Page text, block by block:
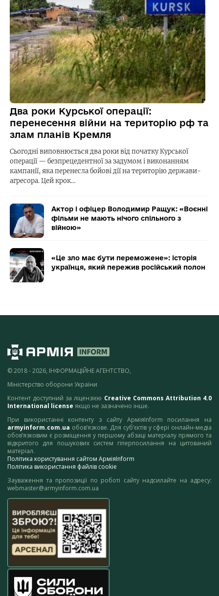
Два роки Курської операції:
перенесення війни на територію рф та
злам планів Кремля
Сьогодні виповнюється два роки від початку Курської
операції — безпрецедентної за задумом і виконанням
кампанії, яка перенесла бойові дії на територію держави-
агресора. Цей крок…
Актор і офіцер Володимир Ращук: «Воєнні
фільми не мають нічого спільного з
війною»
«Це зло має бути переможене»: історія
українця, який пережив російський полон
© 2018 - 2026, ІНФОРМАЦІЙНЕ АГЕНТСТВО,
Міністерство оборони України
Контент доступний за ліцензією Creative Commons Attribution 4.0
International license якщо не зазначено інше.
При використанні контенту з сайту АрміяInform посилання на
armyinform.com.ua обов’язкове. Для суб’єктів у сфері онлайн-медіа
обов’язковим є розміщення у першому абзаці матеріалу прямого та
відкритого для пошукових систем гіперпосилання на цитований
матеріал.
Політика користування сайтом АрміяInform
Політика використання файлів cookie
Зауваження та пропозиції по роботі сайту надсилайте на адресу:
webmaster@armyinform.com.ua